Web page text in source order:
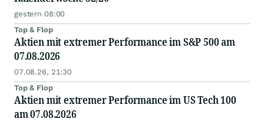
gestern 08:00
Top & Flop
Aktien mit extremer Performance im S&P 500 am
07.08.2026
07.08.26, 21:30
Top & Flop
Aktien mit extremer Performance im US Tech 100
am 07.08.2026